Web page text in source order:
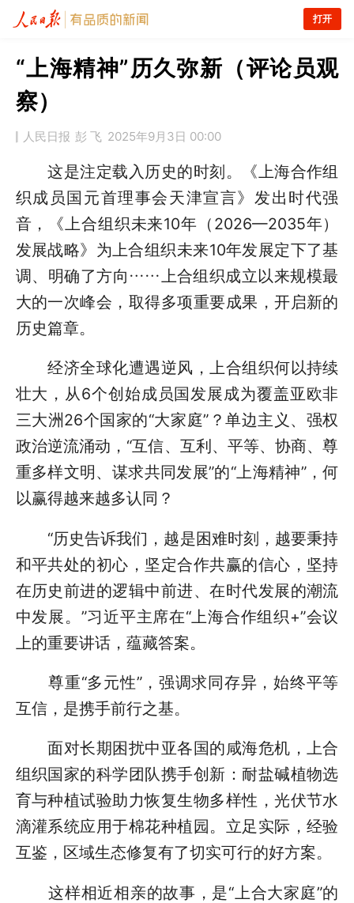
打开
“上海精神”历久弥新（评论员观
察）
人民日报 彭 飞 2025年9月3日 00:00
这是注定载入历史的时刻。《上海合作组
织成员国元首理事会天津宣言》发出时代强
音，《上合组织未来10年（2026—2035年）
发展战略》为上合组织未来10年发展定下了基
调、明确了方向……上合组织成立以来规模最
大的一次峰会，取得多项重要成果，开启新的
历史篇章。
经济全球化遭遇逆风，上合组织何以持续
壮大，从6个创始成员国发展成为覆盖亚欧非
三大洲26个国家的“大家庭”？单边主义、强权
政治逆流涌动，“互信、互利、平等、协商、尊
重多样文明、谋求共同发展”的“上海精神”，何
以赢得越来越多认同？
“历史告诉我们，越是困难时刻，越要秉持
和平共处的初心，坚定合作共赢的信心，坚持
在历史前进的逻辑中前进、在时代发展的潮流
中发展。”习近平主席在“上海合作组织+”会议
上的重要讲话，蕴藏答案。
尊重“多元性”，强调求同存异，始终平等
互信，是携手前行之基。
面对长期困扰中亚各国的咸海危机，上合
组织国家的科学团队携手创新：耐盐碱植物选
育与种植试验助力恢复生物多样性，光伏节水
滴灌系统应用于棉花种植园。立足实际，经验
互鉴，区域生态修复有了切实可行的好方案。
这样相近相亲的故事，是“上合大家庭”的